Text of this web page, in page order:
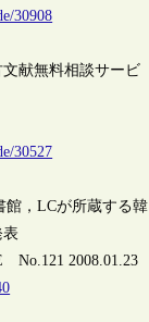
30908
献無料相談サービ
30527
館，LCが所蔵する韓
表
No.121 2008.01.23